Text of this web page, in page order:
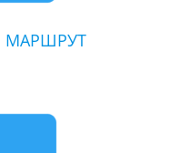
МАРШРУТ